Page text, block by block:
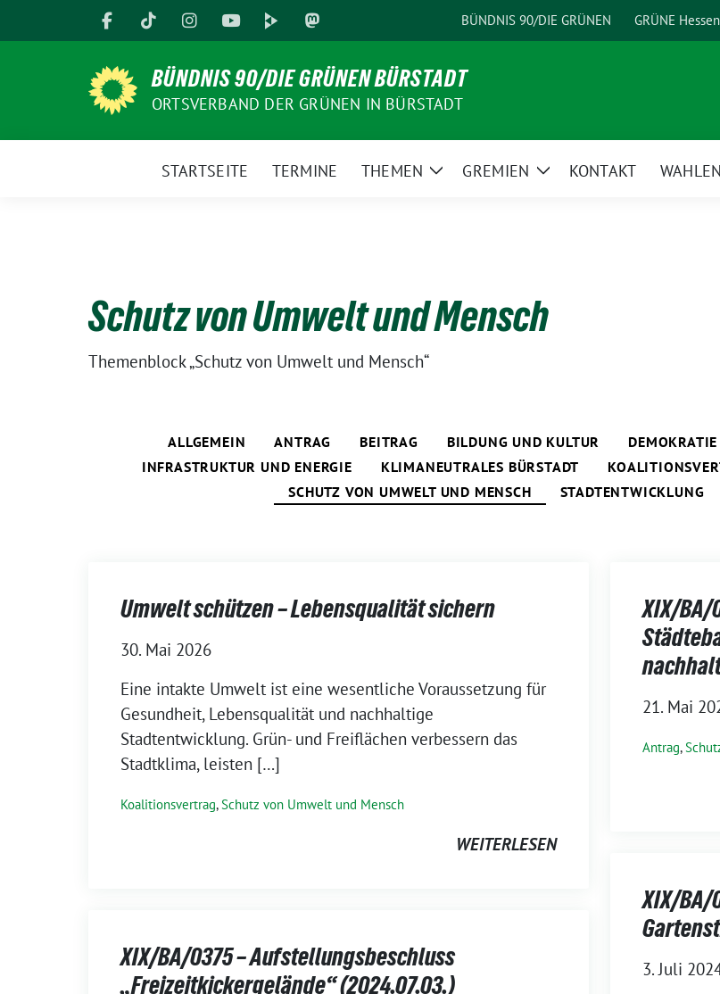
zum
BÜNDNIS 90/DIE GRÜNEN GRÜNE Hessen
BÜNDNIS 90/DIE GRÜNEN BÜRSTADT
ORTSVERBAND DER GRÜNEN IN BÜRSTADT
STARTSEITE TERMINE THEMEN
ZeigeGREMIEN
ZeigeKONTAKT WAHLEN
Schutz von Umwelt und Mensch
Themenblock „Schutz von Umwelt und Mensch“
ALLGEMEIN ANTRAG BEITRAG BILDUNG UND KULTUR
INFRASTRUKTUR UND ENERGIE
KLIMANEUTRALES BÜRSTADT
SCHUTZ VON UMWELT UND MENSCH
STADTENTWICKLUNG
Umwelt schützen – Lebensqualität sichern
30. Mai 2026
Eine intakte Umwelt ist eine wesentliche Voraussetzung für
Gesundheit, Lebensqualität und nachhaltige
Stadtentwicklung. Grün- und Freiflächen verbessern das
Stadtklima, leisten […]
Koalitionsvertrag,Schutz von Umwelt und Mensch
WEITERLESEN
XIX/BA/
21. Mai
Antrag,
XIX/BA/
3. Juli
XIX/BA/0375 – Aufstellungsbeschluss
„Freizeitkickergelände“ (2024.07.03.)